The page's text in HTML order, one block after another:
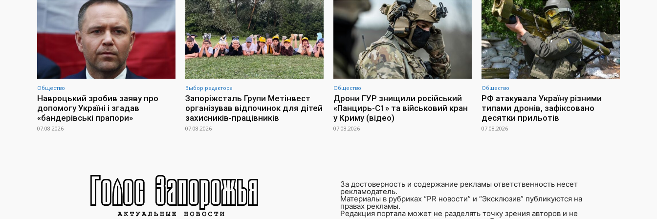
Общество
Навроцький зробив заяву про
допомогу Україні і згадав
«бандерівські прапори»
07.08.2026
Выбор редактора
Запоріжсталь Групи Метінвест
організував відпочинок для дітей
захисників-працівників
07.08.2026
Общество
Дрони ГУР знищили російський
«Панцирь-С1» та військовий кран
у Криму (відео)
07.08.2026
Общество
РФ атакувала Україну різними
типами дронів, зафіксовано
десятки прильотів
07.08.2026
За достоверность и содержание рекламы ответственность несет
рекламодатель.
Материалы в рубриках “PR новости” и “Эксклюзив” публикуются на
правах рекламы.
Редакция портала может не разделять точку зрения авторов и не